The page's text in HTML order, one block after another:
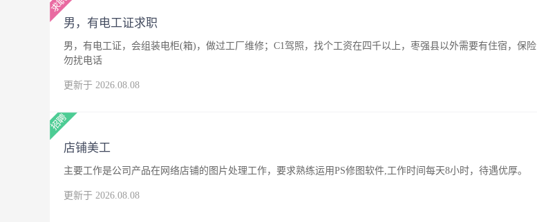
男，有电工证求职
男，有电工证，会组装电柜(箱)，做过工厂维修；C1驾照，找个工资在四千以上，枣强县以外需要有住宿，保险
勿扰电话
更新于 2026.08.08
店铺美工
主要工作是公司产品在网络店铺的图片处理工作，要求熟练运用PS修图软件,工作时间每天8小时，待遇优厚。
更新于 2026.08.08